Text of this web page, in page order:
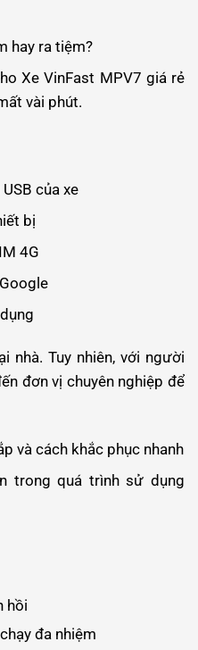
hay ra tiệm?
Xe VinFast MPV7 giá rẻ
vài phút.
của xe
bị
4G
nhà. Tuy nhiên, với người
đơn vị chuyên nghiệp để
và cách khắc phục nhanh
trong quá trình sử dụng
hồi
đa nhiệm